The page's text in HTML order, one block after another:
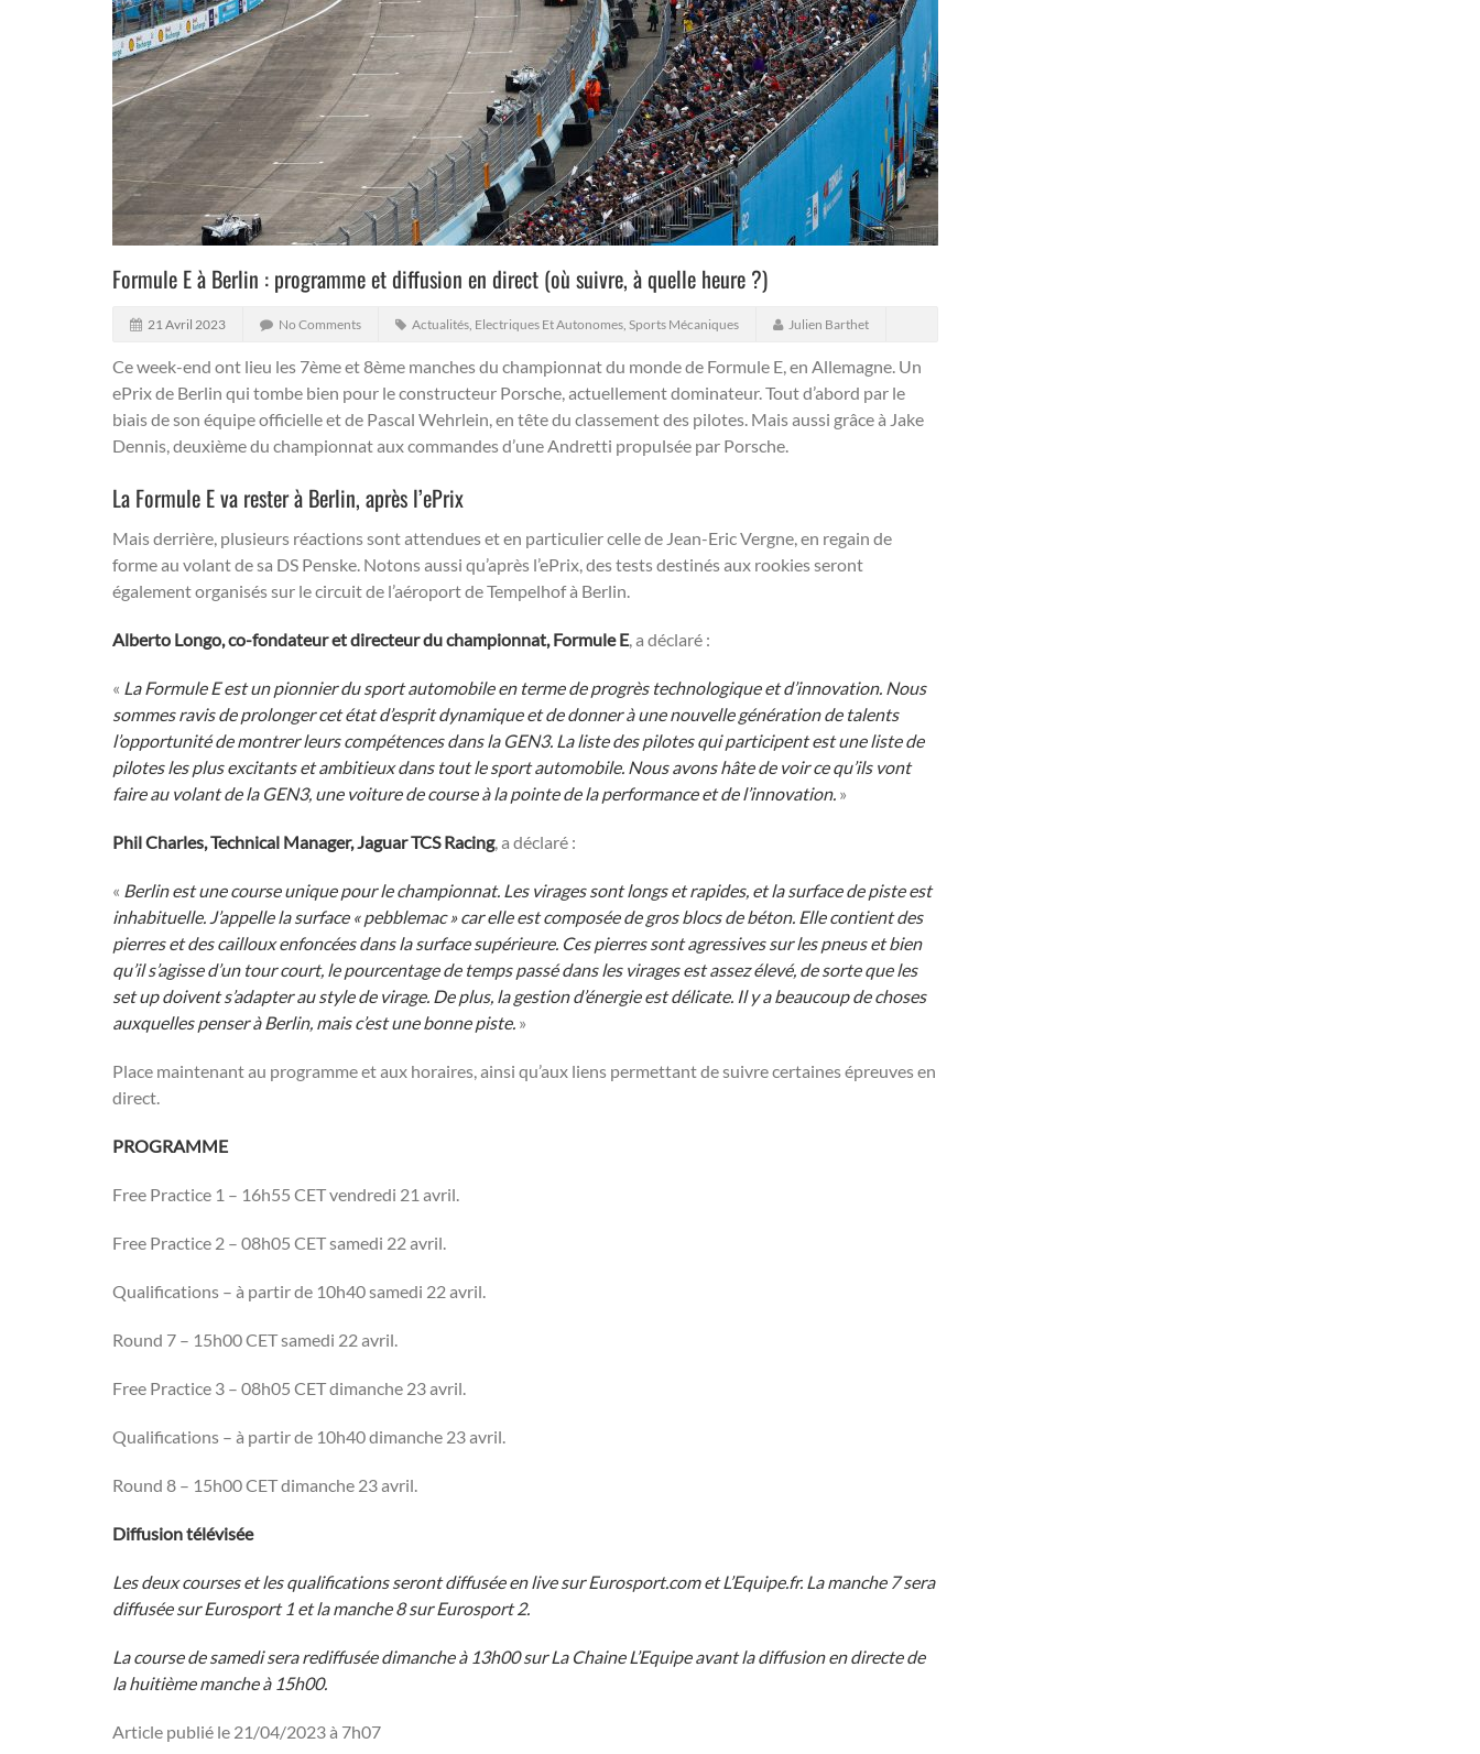
Formule E à Berlin : programme et diffusion en direct (où suivre, à quelle heure ?)
21 Avril 2023 No Comments Actualités, Electriques Et Autonomes, Sports Mécaniques Julien Barthet
Ce week-end ont lieu les 7ème et 8ème manches du championnat du monde de Formule E, en Allemagne. Un
ePrix de Berlin qui tombe bien pour le constructeur Porsche, actuellement dominateur.Tout d’abord par le
biais de son équipe officielle et de Pascal Wehrlein, en tête du classement des pilotes. Mais aussi grâce à Jake
Dennis, deuxième du championnat aux commandes d’une Andretti propulsée par Porsche.
La Formule E va rester à Berlin, après l’ePrix
Mais derrière, plusieurs réactions sont attendues et en particulier celle de Jean-Eric Vergne, en regain de
forme au volant de sa DS Penske. Notons aussi qu’après l’ePrix, des tests destinés aux rookies seront
également organisés sur le circuit de l’aéroport de Tempelhof à Berlin.
Alberto Longo, co-fondateur et directeur du championnat, Formule E, a déclaré :
« La Formule E est un pionnier du sport automobile en terme de progrès technologique et d’innovation. Nous
sommes ravis de prolonger cet état d’esprit dynamique et de donner à une nouvelle génération de talents
l’opportunité de montrer leurs compétences dans la GEN3. La liste des pilotes qui participent est une liste de
pilotes les plus excitants et ambitieux dans tout le sport automobile. Nous avons hâte de voir ce qu’ils vont
faire au volant de la GEN3, une voiture de course à la pointe de la performance et de l’innovation. »
Phil Charles, Technical Manager, Jaguar TCS Racing, a déclaré :
« Berlin est une course unique pour le championnat. Les virages sont longs et rapides, et la surface de piste est
inhabituelle. J’appelle la surface « pebblemac » car elle est composée de gros blocs de béton. Elle contient des
pierres et des cailloux enfoncées dans la surface supérieure. Ces pierres sont agressives sur les pneus et bien
qu’il s’agisse d’un tour court, le pourcentage de temps passé dans les virages est assez élevé, de sorte que les
set up doivent s’adapter au style de virage. De plus, la gestion d’énergie est délicate. Il y a beaucoup de choses
auxquelles penser à Berlin, mais c’est une bonne piste. »
Place maintenant au programme et aux horaires, ainsi qu’aux liens permettant de suivre certaines épreuves en
direct.
PROGRAMME
Free Practice 1 – 16h55 CET vendredi 21 avril.
Free Practice 2 – 08h05 CET samedi 22 avril.
Qualifications – à partir de 10h40 samedi 22 avril.
Round 7 – 15h00 CET samedi 22 avril.
Free Practice 3 – 08h05 CET dimanche 23 avril.
Qualifications – à partir de 10h40 dimanche 23 avril.
Round 8 – 15h00 CET dimanche 23 avril.
Diffusion télévisée
Les deux courses et les qualifications seront diffusée en live surEurosport.comet L’Equipe.fr. La manche 7 sera
diffusée sur Eurosport 1 et la manche 8 sur Eurosport 2.
La course de samedi sera rediffusée dimanche à 13h00 sur La Chaine L’Equipe avant la diffusion en directe de
la huitième manche à 15h00.
Article publié le 21/04/2023 à 7h07